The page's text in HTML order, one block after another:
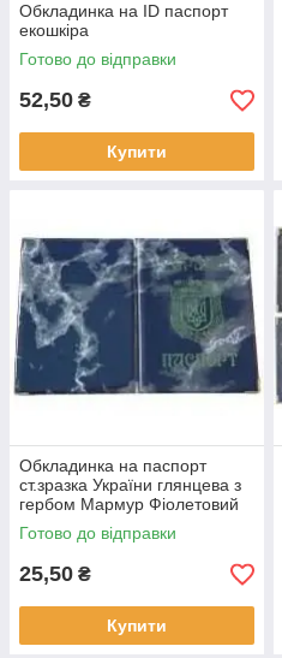
Обкладинка на ID паспорт
екошкіра
Готово до відправки
52,50 ₴
Купити
Обкладинка на паспорт
ст.зразка України глянцева з
гербом Мармур Фіолетовий
Готово до відправки
25,50 ₴
Купити